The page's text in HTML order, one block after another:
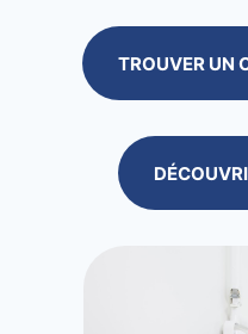
TROUVER UN